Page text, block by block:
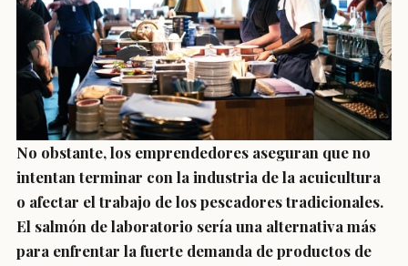
No obstante, los emprendedores aseguran que no
intentan terminar con la industria de la acuicultura
o afectar el trabajo de los pescadores tradicionales.
El salmón de laboratorio sería una alternativa más
para enfrentar la fuerte demanda de productos de